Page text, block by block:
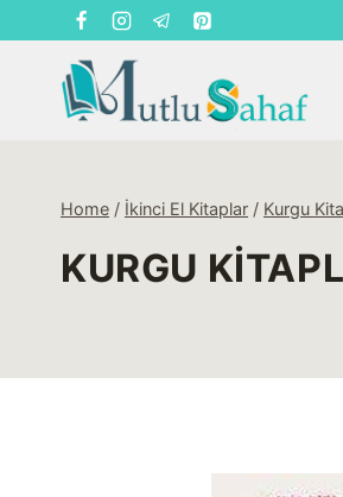
to
content
Home / İkinci El Kitaplar / Kurgu
KURGU